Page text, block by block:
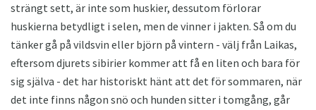
strängt sett, är inte som huskier, dessutom förlorar
huskierna betydligt i selen, men de vinner i jakten. Så om du
tänker gå på vildsvin eller björn på vintern - välj från Laikas,
eftersom djurets sibirier kommer att få en liten och bara för
sig själva - det har historiskt hänt att det för sommaren, när
det inte finns någon snö och hunden sitter i tomgång, går